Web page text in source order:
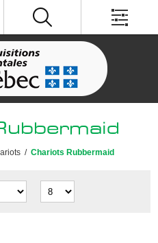
/ Chariots Rubbermaid